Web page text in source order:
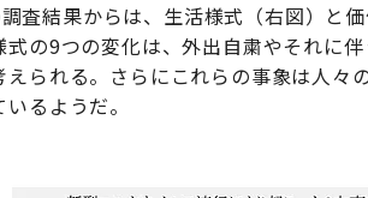
査結果からは、生活様式（右図）と
の9つの変化は、外出自粛やそれに
られる。さらにこれらの事象は人々
るようだ。